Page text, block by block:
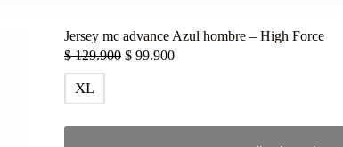
Jersey mc advance Azul hombre – High Force
$129.900 $ 99.900
XL